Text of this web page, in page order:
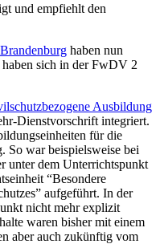
und empfiehlt den
Brandenburg haben nun
sich in der FwDV 2
Ausbildung
Dienstvorschrift integriert.
für die
So war beispielsweise bei
unter dem Unterrichtspunkt
“Besondere
aufgeführt. In der
nicht mehr explizit
waren bisher mit einem
aber auch zukünftig vom